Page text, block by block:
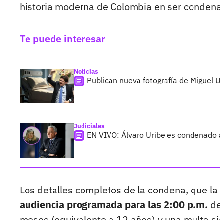
historia moderna de Colombia en ser
Te puede interesar
Noticias
Publican nueva fotografía de Miguel
Judiciales
EN VIVO: Álvaro Uribe es condenado
Los detalles completos de la condena, que
audiencia programada para las 2:00 p.m.